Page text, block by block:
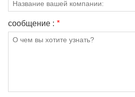
сообщение : *